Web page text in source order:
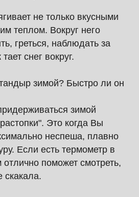
не только вкусными
теплом. Вокруг него
греться, наблюдать за
снег вокруг.
зимой? Быстро ли он
зимой
Это когда Вы
неспеша, плавно
Если есть термометр в
поможет смотреть,
скакала.